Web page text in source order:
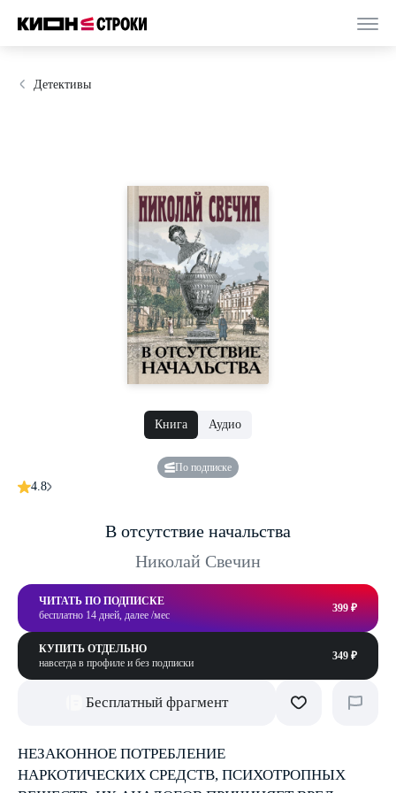
Детективы
Книга Аудио
По подписке
4.8
В отсутствие начальства
Николай Свечин
ЧИТАТЬ ПО ПОДПИСКЕ
бесплатно 14 дней, далее /мес
399 ₽
КУПИТЬ ОТДЕЛЬНО
навсегда в профиле и без подписки
349 ₽
Бесплатный фрагмент
НЕЗАКОННОЕ ПОТРЕБЛЕНИЕ
НАРКОТИЧЕСКИХ СРЕДСТВ, ПСИХОТРОПНЫХ